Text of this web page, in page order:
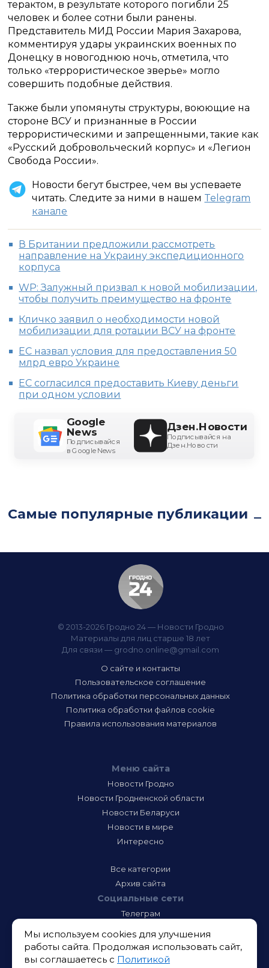
терактом, в результате которого погибли 25
человек и более сотни были ранены.
Представитель МИД России Мария Захарова,
комментируя удары украинских военных по
Донецку в новогоднюю ночь, отметила, что
только «террористическое зверье» могло
совершить подобные действия.
Также были упомянуты структуры, воюющие на
стороне ВСУ и признанные в России
террористическими и запрещенными, такие как
«Русский добровольческий корпус» и «Легион
Свобода России».
Новости бегут быстрее, чем вы успеваете
читать. Следите за ними в нашем Telegram
канале
В Британии предложили рассмотреть
направление на Украину экспедиционного
корпуса
WP: Залужный призвал к новой мобилизации,
чтобы получить преимущество на фронте
Кличко заявил о необходимости новой
мобилизации для ротации ВСУ на фронте
ЕС назвал условия для предоставления 50
млрд евро Украине
ЕС согласился предоставить Киеву деньги
при одном условии
Google
News
Подписывайся
в Google News
Дзен.Новости
Подписывайся на
Дзен.Новости
Самые популярные публикации
© 2013-2026 Гродно 24 — Новости Гродно
Материалы для лиц старше 18 лет
Для связи — grodno.online@gmail.com
О сайте и контакты
Пользовательское соглашение
Политика обработки персональных данных
Политика обработки файлов cookie
Правила использования материалов
Меню сайта
Новости Гродно
Новости Гродненской области
Новости Беларуси
Новости в мире
Интересно
Все категории
Архив сайта
Социальные сети
Телеграм
Инстаграм
Тик-Ток
Одноклассники
Мы используем cookies для улучшения
работы сайта. Продолжая использовать сайт,
вы соглашаетесь с Политикой